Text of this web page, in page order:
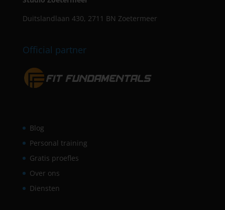
Duitslandlaan 430, 2711 BN Zoetermeer
Official partner
Blog
Personal training
Gratis proefles
Over ons
Diensten